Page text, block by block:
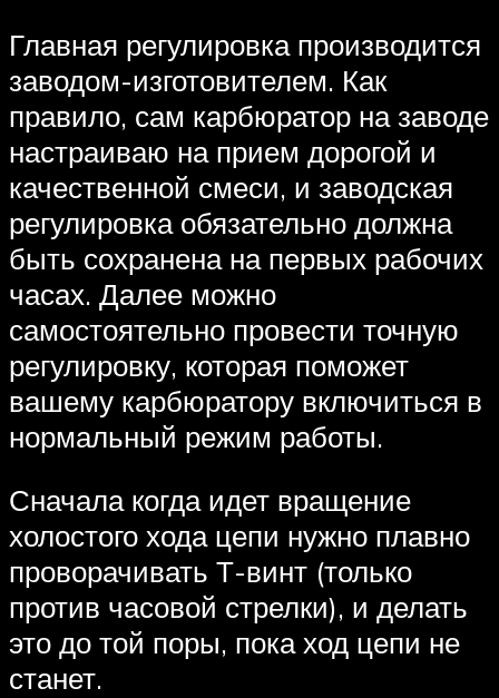
Главная регулировка производится
заводом-изготовителем. Как
правило, сам карбюратор на заводе
настраиваю на прием дорогой и
качественной смеси, и заводская
регулировка обязательно должна
быть сохранена на первых рабочих
часах. Далее можно
самостоятельно провести точную
регулировку, которая поможет
вашему карбюратору включиться в
нормальный режим работы.
Сначала когда идет вращение
холостого хода цепи нужно плавно
проворачивать Т-винт (только
против часовой стрелки), и делать
это до той поры, пока ход цепи не
станет.